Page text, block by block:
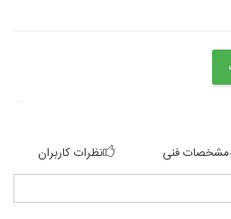
مشخصات فنی نظرات کاربران